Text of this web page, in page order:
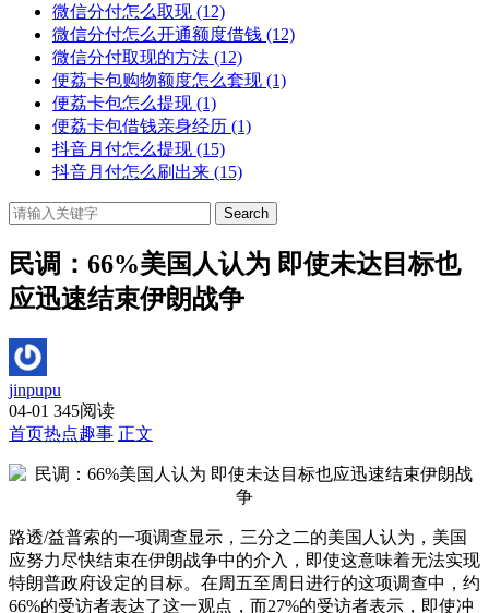
微信分付怎么取现 (12)
微信分付怎么开通额度借钱 (12)
微信分付取现的方法 (12)
便荔卡包购物额度怎么套现 (1)
便荔卡包怎么提现 (1)
便荔卡包借钱亲身经历 (1)
抖音月付怎么提现 (15)
抖音月付怎么刷出来 (15)
Search
民调：66%美国人认为 即使未达目标也
应迅速结束伊朗战争
jinpupu
04-01 345阅读
首页热点趣事 正文
路透/益普索的一项调查显示，三分之二的美国人认为，美国
应努力尽快结束在伊朗战争中的介入，即使这意味着无法实现
特朗普政府设定的目标。在周五至周日进行的这项调查中，约
66%的受访者表达了这一观点，而27%的受访者表示，即使冲